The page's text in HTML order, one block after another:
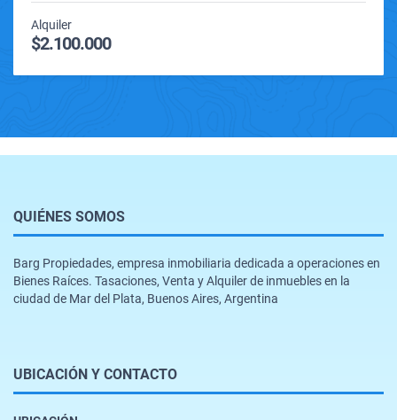
Alquiler
$2.100.000
QUIÉNES SOMOS
Barg Propiedades, empresa inmobiliaria dedicada a operaciones en
Bienes Raíces. Tasaciones, Venta y Alquiler de inmuebles en la
ciudad de Mar del Plata, Buenos Aires, Argentina
UBICACIÓN Y CONTACTO